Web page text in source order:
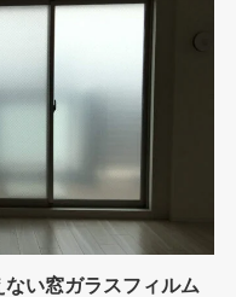
ない窓ガラスフィルム